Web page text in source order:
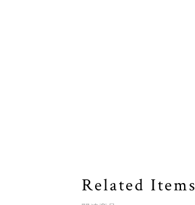
Related Items